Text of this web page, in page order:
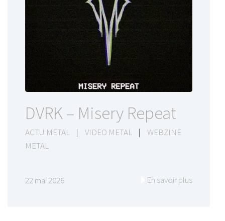
DVRK – Misery Repeat
ACTU METAL | VIDEO METAL |
WEBZINE
METAL
22 mai 2026 En savoir plus